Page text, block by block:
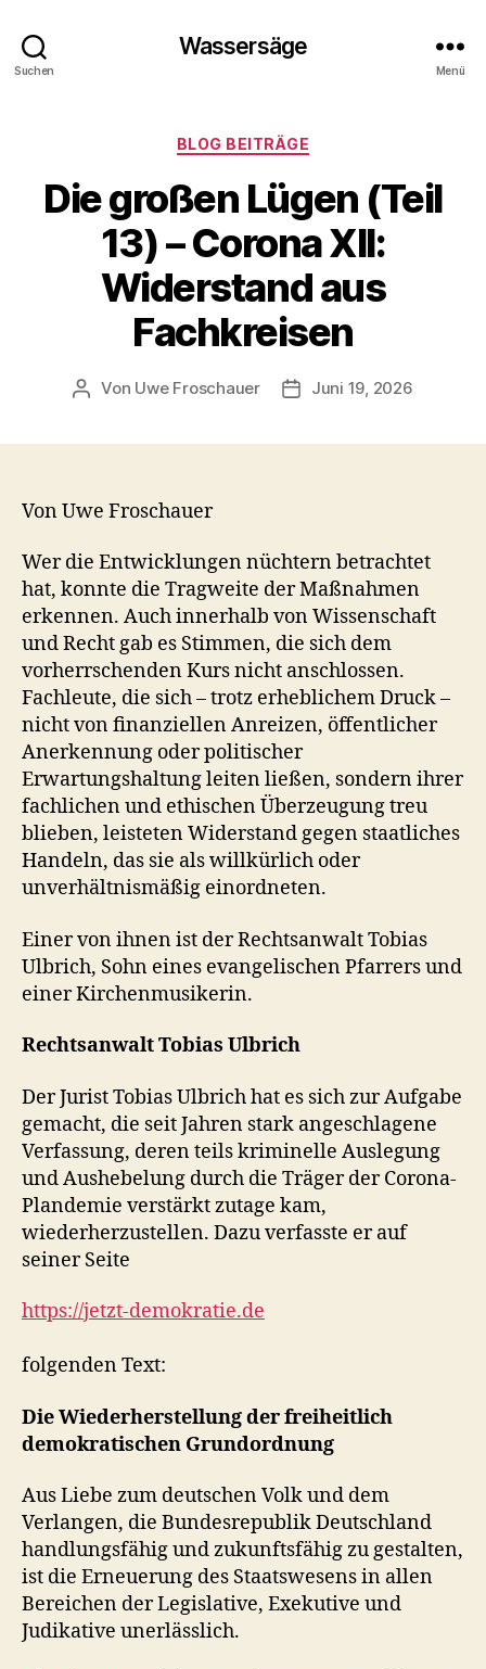
Suchen
Wassersäge
Menü
Kategorien
BLOG BEITRÄGE
Die großen Lügen (Teil
13) – Corona XII:
Widerstand aus
Fachkreisen
Beitragsautor
Von Uwe Froschauer Beitragsdatum
Juni 19, 2026
Von Uwe Froschauer
Wer die Entwicklungen nüchtern betrachtet
hat, konnte die Tragweite der Maßnahmen
erkennen. Auch innerhalb von Wissenschaft
und Recht gab es Stimmen, die sich dem
vorherrschenden Kurs nicht anschlossen.
Fachleute, die sich – trotz erheblichem Druck –
nicht von finanziellen Anreizen, öffentlicher
Anerkennung oder politischer
Erwartungshaltung leiten ließen, sondern ihrer
fachlichen und ethischen Überzeugung treu
blieben, leisteten Widerstand gegen staatliches
Handeln, das sie als willkürlich oder
unverhältnismäßig einordneten.
Einer von ihnen ist der Rechtsanwalt Tobias
Ulbrich, Sohn eines evangelischen Pfarrers und
einer Kirchenmusikerin.
Rechtsanwalt Tobias Ulbrich
Der Jurist Tobias Ulbrich hat es sich zur Aufgabe
gemacht, die seit Jahren stark angeschlagene
Verfassung, deren teils kriminelle Auslegung
und Aushebelung durch die Träger der Corona-
Plandemie verstärkt zutage kam,
wiederherzustellen. Dazu verfasste er auf
seiner Seite
https://jetzt-demokratie.de
folgenden Text:
Die Wiederherstellung der freiheitlich
demokratischen Grundordnung
Aus Liebe zum deutschen Volk und dem
Verlangen, die Bundesrepublik Deutschland
handlungsfähig und zukunftsfähig zu gestalten,
ist die Erneuerung des Staatswesens in allen
Bereichen der Legislative, Exekutive und
Judikative unerlässlich.